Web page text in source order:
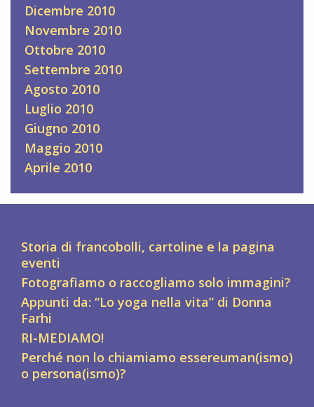
Dicembre 2010
Novembre 2010
Ottobre 2010
Settembre 2010
Agosto 2010
Luglio 2010
Giugno 2010
Maggio 2010
Aprile 2010
Storia di francobolli, cartoline e la pagina
eventi
Fotografiamo o raccogliamo solo immagini?
Appunti da: “Lo yoga nella vita” di Donna
Farhi
RI-MEDIAMO!
Perché non lo chiamiamo essereuman(ismo)
o persona(ismo)?